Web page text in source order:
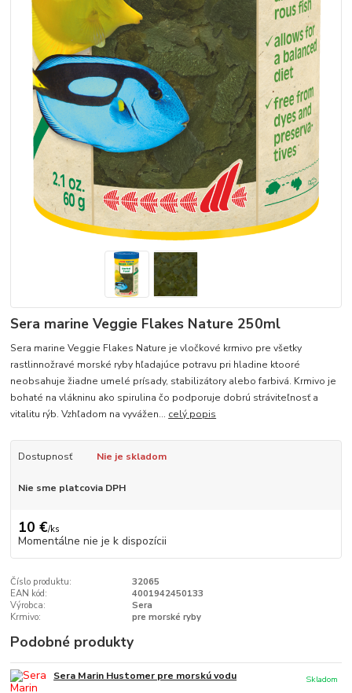
Sera marine Veggie Flakes Nature 250ml
Sera marine Veggie Flakes Nature je vločkové krmivo pre všetky
rastlinnožravé morské ryby hľadajúce potravu pri hladine ktooré
neobsahuje žiadne umelé prísady, stabilizátory alebo farbivá. Krmivo je
bohaté na vlákninu ako spirulina čo podporuje dobrú stráviteľnosť a
vitalitu rýb. Vzhľadom na vyvážen... celý popis
Dostupnosť Nie je skladom
Nie sme platcovia DPH
10 €/ks
Momentálne nie je k dispozícii
Číslo produktu:
32065
EAN kód:
4001942450133
Výrobca:
Sera
Krmivo:
pre morské ryby
Podobné produkty
Sera Marin Hustomer pre morskú vodu
Skladom